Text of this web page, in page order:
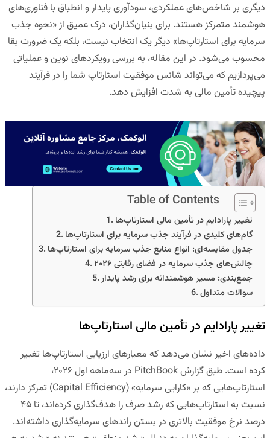
دیگری بر شاخص‌های عملکردی، سودآوری پایدار و انطباق با فناوری‌های
هوشمند متمرکز هستند. برای بنیان‌گذاران، درک عمیق از «نحوه جذب
سرمایه برای استارتاپ‌ها» دیگر یک انتخاب نیست، بلکه یک ضرورت بقا
محسوب می‌شود. در این مقاله، به بررسی رویکردهای نوین و عملیاتی
می‌پردازیم که می‌تواند شانس موفقیت استارتاپ شما را در فرآیند
پیچیده تأمین مالی به شدت افزایش دهد.
Table of Contents
تغییر پارادایم در تأمین مالی استارتاپ‌ها
گام‌های کلیدی در فرآیند جذب سرمایه برای استارتاپ‌ها
جدول مقایسه‌ای: انواع منابع جذب سرمایه برای استارتاپ‌ها
چالش‌های جذب سرمایه در فضای رقابتی ۲۰۲۶
جمع‌بندی: مسیر هوشمندانه برای رشد پایدار
سوالات متداول
تغییر پارادایم در تأمین مالی استارتاپ‌ها
داده‌های اخیر نشان می‌دهد که معیارهای ارزیابی استارتاپ‌ها تغییر
کرده است. طبق گزارشPitchBook
در سه‌ماهه اول ۲۰۲۶،
استارتاپ‌هایی که بر «کارایی سرمایه» (Capital Efficiency) تمرکز دارند،
نسبت به استارتاپ‌هایی که رشد صرف را هدف‌گذاری کرده‌اند، تا ۴۵
درصد نرخ موفقیت بالاتری در بستن راندهای سرمایه‌گذاری داشته‌اند.